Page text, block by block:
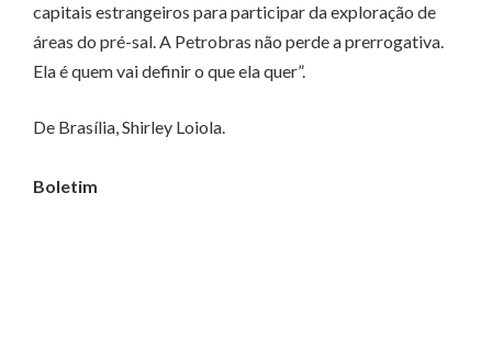
capitais estrangeiros para participar da exploração de
áreas do pré-sal. A Petrobras não perde a prerrogativa.
Ela é quem vai definir o que ela quer”.
De Brasília, Shirley Loiola.
Boletim